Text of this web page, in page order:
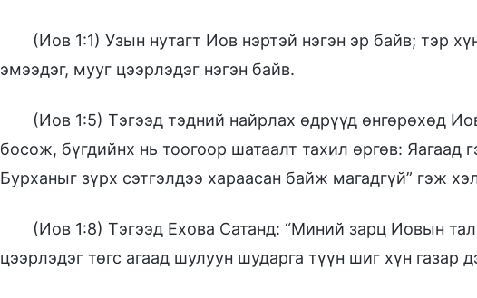
(Иов 1:1) Узын нутагт Иов нэртэй нэгэн эр байв; тэр
эмээдэг, мууг цээрлэдэг нэгэн байв.
(Иов 1:5) Тэгээд тэдний найрлах өдрүүд өнгөрөхөд
босож, бүгдийнх нь тоогоор шатаалт тахил өргөв: Яагаад
Бурханыг зүрх сэтгэлдээ хараасан байж магадгүй” гэж
(Иов 1:8) Тэгээд Ехова Сатанд: “Миний зарц Иовын
цээрлэдэг төгс агаад шулуун шударга түүн шиг хүн газар